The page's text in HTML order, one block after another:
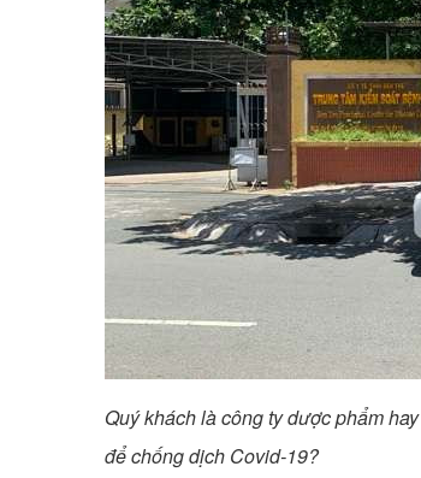
Quý khách là công ty dược phẩm
để chống dịch Covid-19?